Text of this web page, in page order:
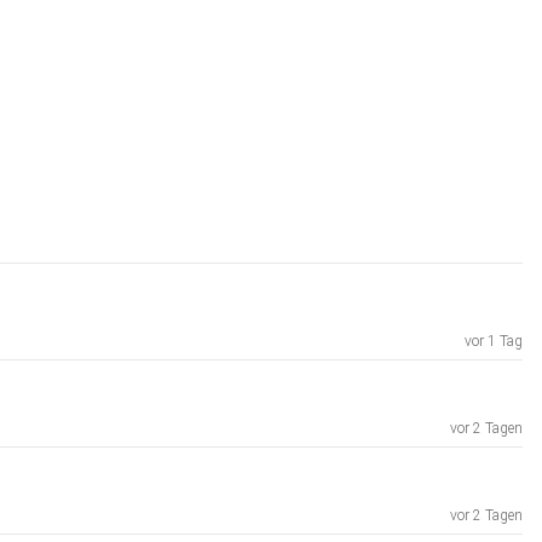
vor 1 Tag
vor 2 Tagen
vor 2 Tagen